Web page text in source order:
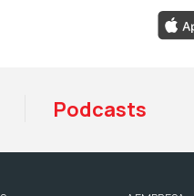
Facebook da
Instagram da
ao YouTube
Podcasts